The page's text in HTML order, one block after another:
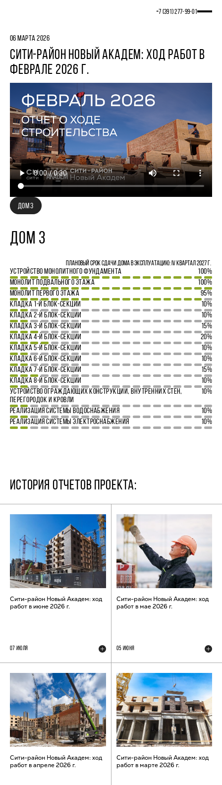
+7 (391) 277‒99‒01
06 МАРТА 2026
СИТИ-РАЙОН НОВЫЙ АКАДЕМ: ХОД РАБОТ В
ФЕВРАЛЕ 2026 Г.
ДОМ 3
ДОМ 3
Плановый срок сдачи дома в эксплуатацию: IV квартал 2027 г.
УСТРОЙСТВО МОНОЛИТНОГО ФУНДАМЕНТА
100%
МОНОЛИТ ПОДВАЛЬНОГО ЭТАЖА
100%
МОНОЛИТ ПЕРВОГО ЭТАЖА
95%
КЛАДКА 1-Й БЛОК-СЕКЦИИ
10%
КЛАДКА 2-Й БЛОК-СЕКЦИИ
10%
КЛАДКА 3-Й БЛОК-СЕКЦИИ
15%
КЛАДКА 4-Й БЛОК-СЕКЦИИ
20%
КЛАДКА 5-Й БЛОК-СЕКЦИИ
10%
КЛАДКА 6-Й БЛОК-СЕКЦИИ
10%
КЛАДКА 7-Й БЛОК-СЕКЦИИ
15%
КЛАДКА 8-Й БЛОК-СЕКЦИИ
10%
УСТРОЙСТВО ОГРАЖДАЮЩИХ КОНСТРУКЦИЙ, ВНУТРЕННИХ СТЕН,
ПЕРЕГОРОДОК И КРОВЛИ
10%
РЕАЛИЗАЦИЯ СИСТЕМЫ ВОДОСНАБЖЕНИЯ
10%
РЕАЛИЗАЦИЯ СИСТЕМЫ ЭЛЕКТРОСНАБЖЕНИЯ
10%
ИСТОРИЯ ОТЧЕТОВ ПРОЕКТА:
Сити-район Новый Академ: ход
работ в июне 2026 г.
07 ИЮЛЯ
Сити-район Новый Академ: ход
работ в мае 2026 г.
05 ИЮНЯ
Сити-район Новый Академ: ход
работ в апреле 2026 г.
Сити-район Новый Академ: ход
работ в марте 2026 г.